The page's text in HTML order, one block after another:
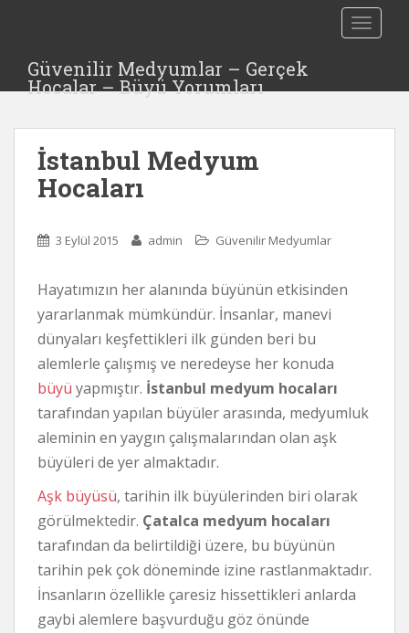
t
Güvenilir Medyumlar – Gerçek
Hocalar – Büyü Yorumları
İstanbul Medyum
Hocaları
3 Eylül 2015 admin Güvenilir Medyumlar
Hayatımızın her alanında büyünün etkisinden
yararlanmak mümkündür. İnsanlar, manevi
dünyaları keşfettikleri ilk günden beri bu
alemlerle çalışmış ve neredeyse her konuda
büyü yapmıştır. İstanbul medyum hocaları
tarafından yapılan büyüler arasında, medyumluk
aleminin en yaygın çalışmalarından olan aşk
büyüleri de yer almaktadır.
Aşk büyüsü, tarihin ilk büyülerinden biri olarak
görülmektedir. Çatalca medyum hocaları
tarafından da belirtildiği üzere, bu büyünün
tarihin pek çok döneminde izine rastlanmaktadır.
İnsanların özellikle çaresiz hissettikleri anlarda
gaybi alemlere başvurduğu göz önünde